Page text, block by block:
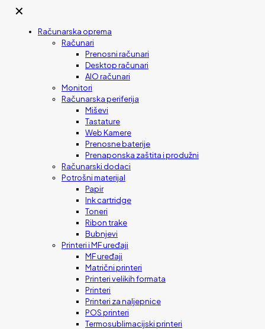
✕
Računarska oprema
Računari
Prenosni računari
Desktop računari
AIO računari
Monitori
Računarska periferija
Miševi
Tastature
Web Kamere
Prenosne baterije
Prenaponska zaštita i produžni
Računarski dodaci
Potrošni materijal
Papir
Ink cartridge
Toneri
Ribon trake
Bubnjevi
Printeri i MF uređaji
MF uređaji
Matrični printeri
Printeri velikih formata
Printeri
Printeri za naljepnice
POS printeri
Termosublimacijski printeri